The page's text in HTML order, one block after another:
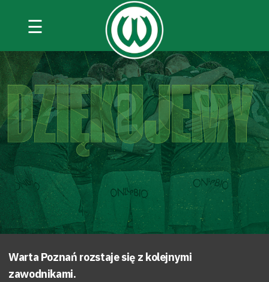
☰
Warta Poznań rozstaje się z kolejnymi
zawodnikami.